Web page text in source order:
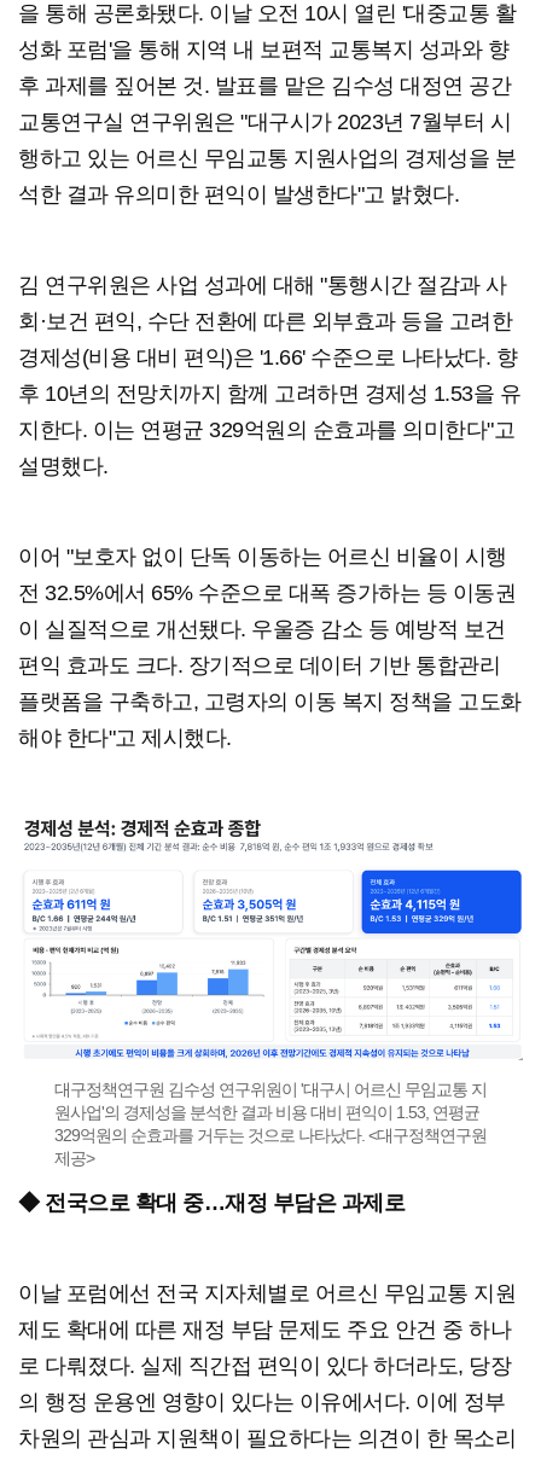
을 통해 공론화됐다. 이날 오전 10시 열린 '대중교통 활
성화 포럼'을 통해 지역 내 보편적 교통복지 성과와 향
후 과제를 짚어본 것. 발표를 맡은 김수성 대정연 공간
교통연구실 연구위원은 "대구시가 2023년 7월부터 시
행하고 있는 어르신 무임교통 지원사업의 경제성을 분
석한 결과 유의미한 편익이 발생한다"고 밝혔다.
김 연구위원은 사업 성과에 대해 "통행시간 절감과 사
회·보건 편익, 수단 전환에 따른 외부효과 등을 고려한
경제성(비용 대비 편익)은 '1.66' 수준으로 나타났다. 향
후 10년의 전망치까지 함께 고려하면 경제성 1.53을 유
지한다. 이는 연평균 329억원의 순효과를 의미한다"고
설명했다.
이어 "보호자 없이 단독 이동하는 어르신 비율이 시행
전 32.5%에서 65% 수준으로 대폭 증가하는 등 이동권
이 실질적으로 개선됐다. 우울증 감소 등 예방적 보건
편익 효과도 크다. 장기적으로 데이터 기반 통합관리
플랫폼을 구축하고, 고령자의 이동 복지 정책을 고도화
해야 한다"고 제시했다.
대구정책연구원 김수성 연구위원이 '대구시 어르신 무임교통 지
원사업'의 경제성을 분석한 결과 비용 대비 편익이 1.53, 연평균
329억원의 순효과를 거두는 것으로 나타났다. <대구정책연구원
제공>
◆ 전국으로 확대 중…재정 부담은 과제로
이날 포럼에선 전국 지자체별로 어르신 무임교통 지원
제도 확대에 따른 재정 부담 문제도 주요 안건 중 하나
로 다뤄졌다. 실제 직간접 편익이 있다 하더라도, 당장
의 행정 운용엔 영향이 있다는 이유에서다. 이에 정부
차원의 관심과 지원책이 필요하다는 의견이 한 목소리